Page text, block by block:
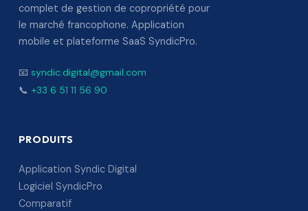
complet de gestion de copropriété pour
le marché francophone. Application
mobile et plateforme SaaS SyndicPro.
📧 syndic.digital@gmail.com
📞 +33 6 51 11 56 90
PRODUITS
Application Syndic Digital
Logiciel SyndicPro
Comparatif